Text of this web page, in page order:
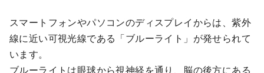
スマートフォンやパソコンのディスプレイからは、紫外
線に近い可視光線である「ブルーライト」が発せられて
います。
ブルーライトは眼球から視神経を通り、脳の後方にある